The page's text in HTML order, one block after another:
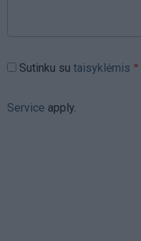
Sutinku su taisyklėmis
Service apply.